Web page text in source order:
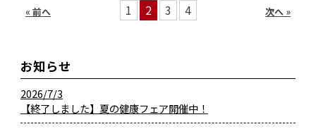
« 前へ 1 2 3 4 次へ »
お知らせ
2026/7/3
【終了しました】夏の健康フェア開催中！